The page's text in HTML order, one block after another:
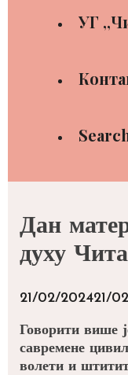
УГ
Дан
духу
21/02/202421/
Говорити више
савремене
волети и